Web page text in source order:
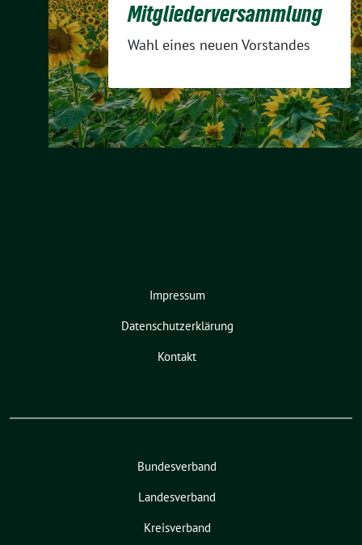
Mitgliederversammlung
Wahl eines neuen Vorstandes
Impressum
Datenschutzerklärung
Kontakt
Bundesverband
Landesverband
Kreisverband